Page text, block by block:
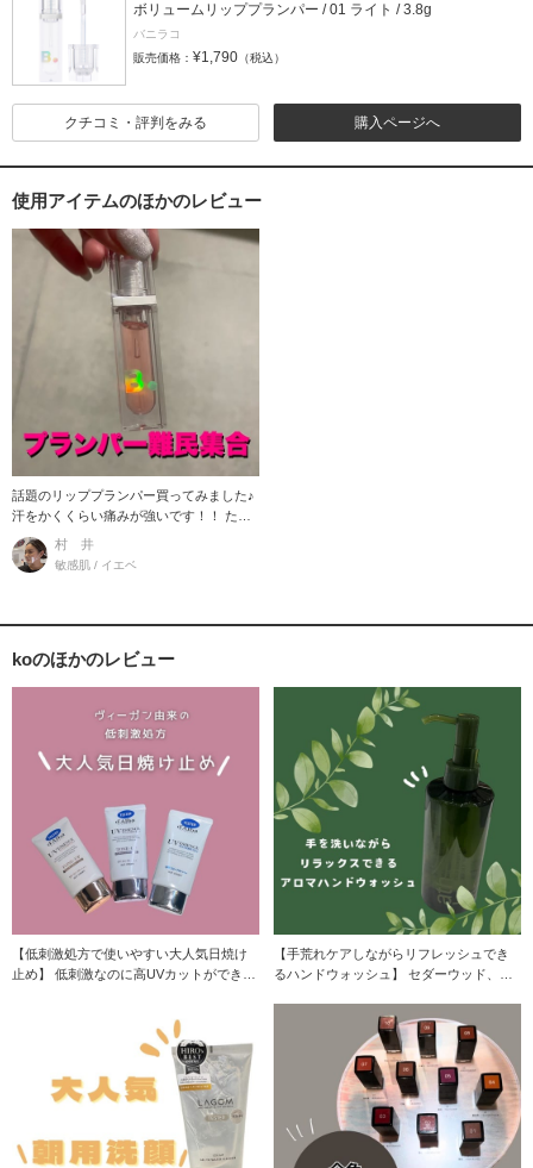
ボリュームリッププランパー / 01 ライト / 3.8g
バニラコ
販売価格： ¥1,790 （税込）
購入ページへ
クチコミ・評判をみる
使用アイテムのほかのレビュー
話題のリッププランパー買ってみました♪
汗をかくくらい痛みが強いです！！ ただ
ぶりんぶり
村 井
敏感肌 / イエベ
koのほかのレビュー
【低刺激処方で使いやすい大人気日焼け
止め】 低刺激なのに高UVカットができる
【手荒れケアしながらリフレッシュでき
るハンドウォッシュ】 セダーウッド、ゼ